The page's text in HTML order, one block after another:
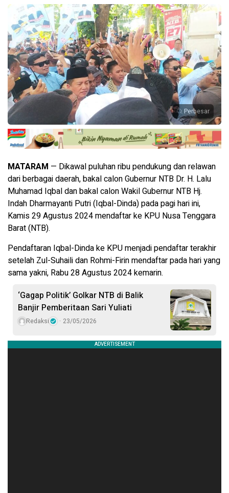
Perbesar
MATARAM — Dikawal puluhan ribu pendukung dan relawan
dari berbagai daerah, bakal calon Gubernur NTB Dr. H. Lalu
Muhamad Iqbal dan bakal calon Wakil Gubernur NTB Hj.
Indah Dharmayanti Putri (Iqbal-Dinda) pada pagi hari ini,
Kamis 29 Agustus 2024 mendaftar ke KPU Nusa Tenggara
Barat (NTB).
Pendaftaran Iqbal-Dinda ke KPU menjadi pendaftar terakhir
setelah Zul-Suhaili dan Rohmi-Firin mendaftar pada hari yang
sama yakni, Rabu 28 Agustus 2024 kemarin.
‘Gagap Politik’ Golkar NTB di Balik
Banjir Pemberitaan Sari Yuliati
Redaksi 23/05/2026